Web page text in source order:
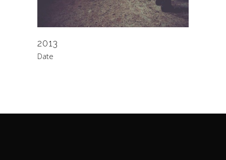
2013
Date